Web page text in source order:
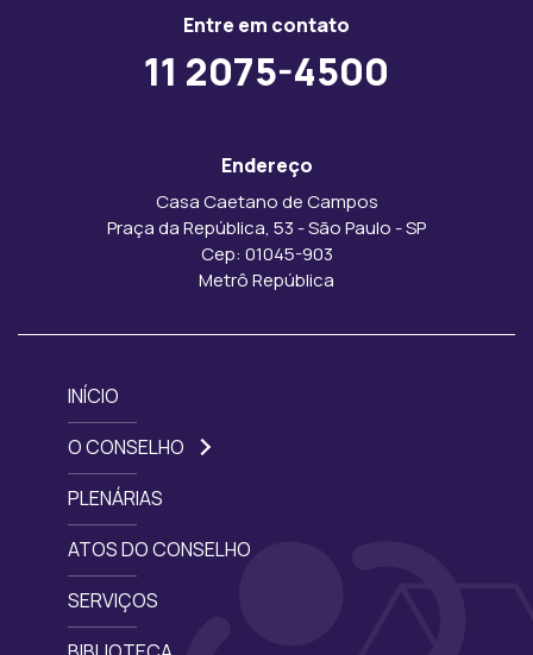
Entre em contato
11 2075-4500
Endereço
Casa Caetano de Campos
Praça da República, 53 - São Paulo - SP
Cep: 01045-903
Metrô República
INÍCIO
O CONSELHO
PLENÁRIAS
ATOS DO CONSELHO
SERVIÇOS